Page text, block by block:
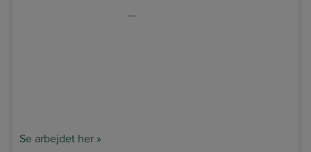
…
Se arbejdet her »